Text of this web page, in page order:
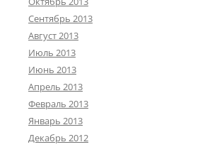
Сентябрь 2013
Август 2013
Июль 2013
Июнь 2013
Апрель 2013
Февраль 2013
Январь 2013
Декабрь 2012